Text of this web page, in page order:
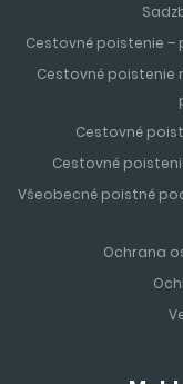
Cestovné poistenie –
Cestovné poistenie
Cestovné
Cestovné
Všeobecné poistné
Ochrana